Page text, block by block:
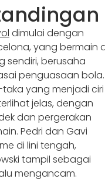
dimulai dengan
yang bermain
sendiri, berusaha
penguasaan bola.
yang menjadi ciri
jelas, dengan
dan pergerakan
Pedri dan Gavi
di lini tengah,
tampil sebagai
mengancam.